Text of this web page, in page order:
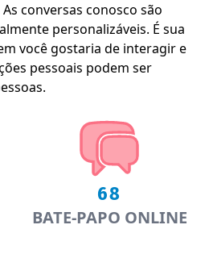
conversas conosco são
personalizáveis. É sua
você gostaria de interagir e
pessoais podem ser
68
BATE-PAPO ONLINE